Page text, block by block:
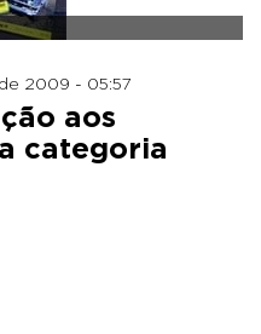
2009 - 05:57
aos
categoria